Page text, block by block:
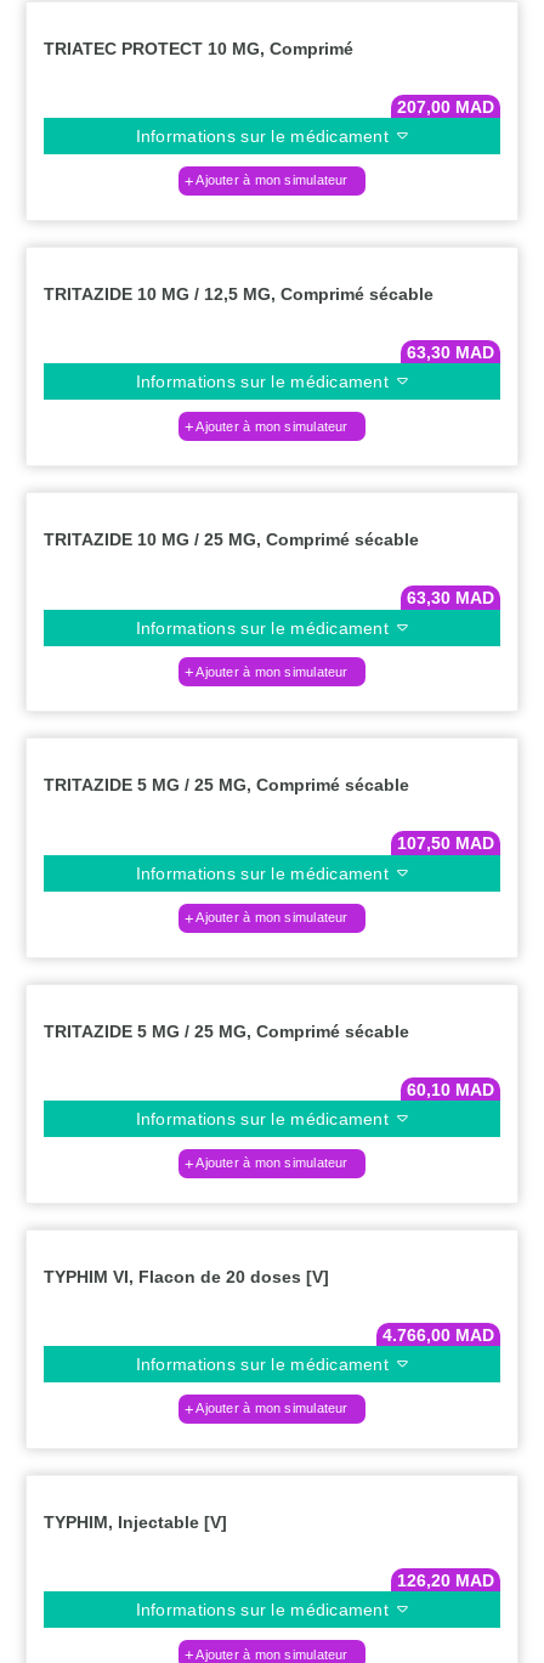
TRIATEC PROTECT 10 MG, Comprimé
207,00 MAD
Informations sur le médicament
Ajouter à mon simulateur
TRITAZIDE 10 MG / 12,5 MG, Comprimé sécable
63,30 MAD
Informations sur le médicament
Ajouter à mon simulateur
TRITAZIDE 10 MG / 25 MG, Comprimé sécable
63,30 MAD
Informations sur le médicament
Ajouter à mon simulateur
TRITAZIDE 5 MG / 25 MG, Comprimé sécable
107,50 MAD
Informations sur le médicament
Ajouter à mon simulateur
TRITAZIDE 5 MG / 25 MG, Comprimé sécable
60,10 MAD
Informations sur le médicament
Ajouter à mon simulateur
TYPHIM VI, Flacon de 20 doses [V]
4.766,00 MAD
Informations sur le médicament
Ajouter à mon simulateur
TYPHIM, Injectable [V]
126,20 MAD
Informations sur le médicament
Ajouter à mon simulateur